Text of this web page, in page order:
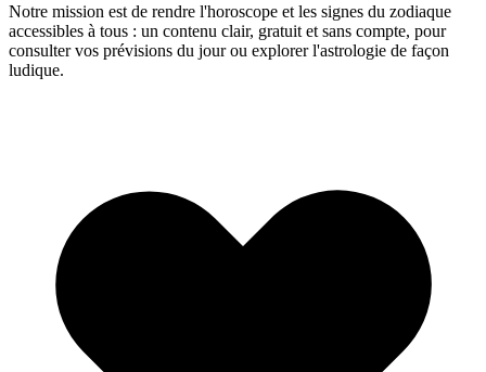
Notre mission est de rendre l'horoscope et les signes du zodiaque
accessibles à tous : un contenu clair, gratuit et sans compte, pour
consulter vos prévisions du jour ou explorer l'astrologie de façon
ludique.